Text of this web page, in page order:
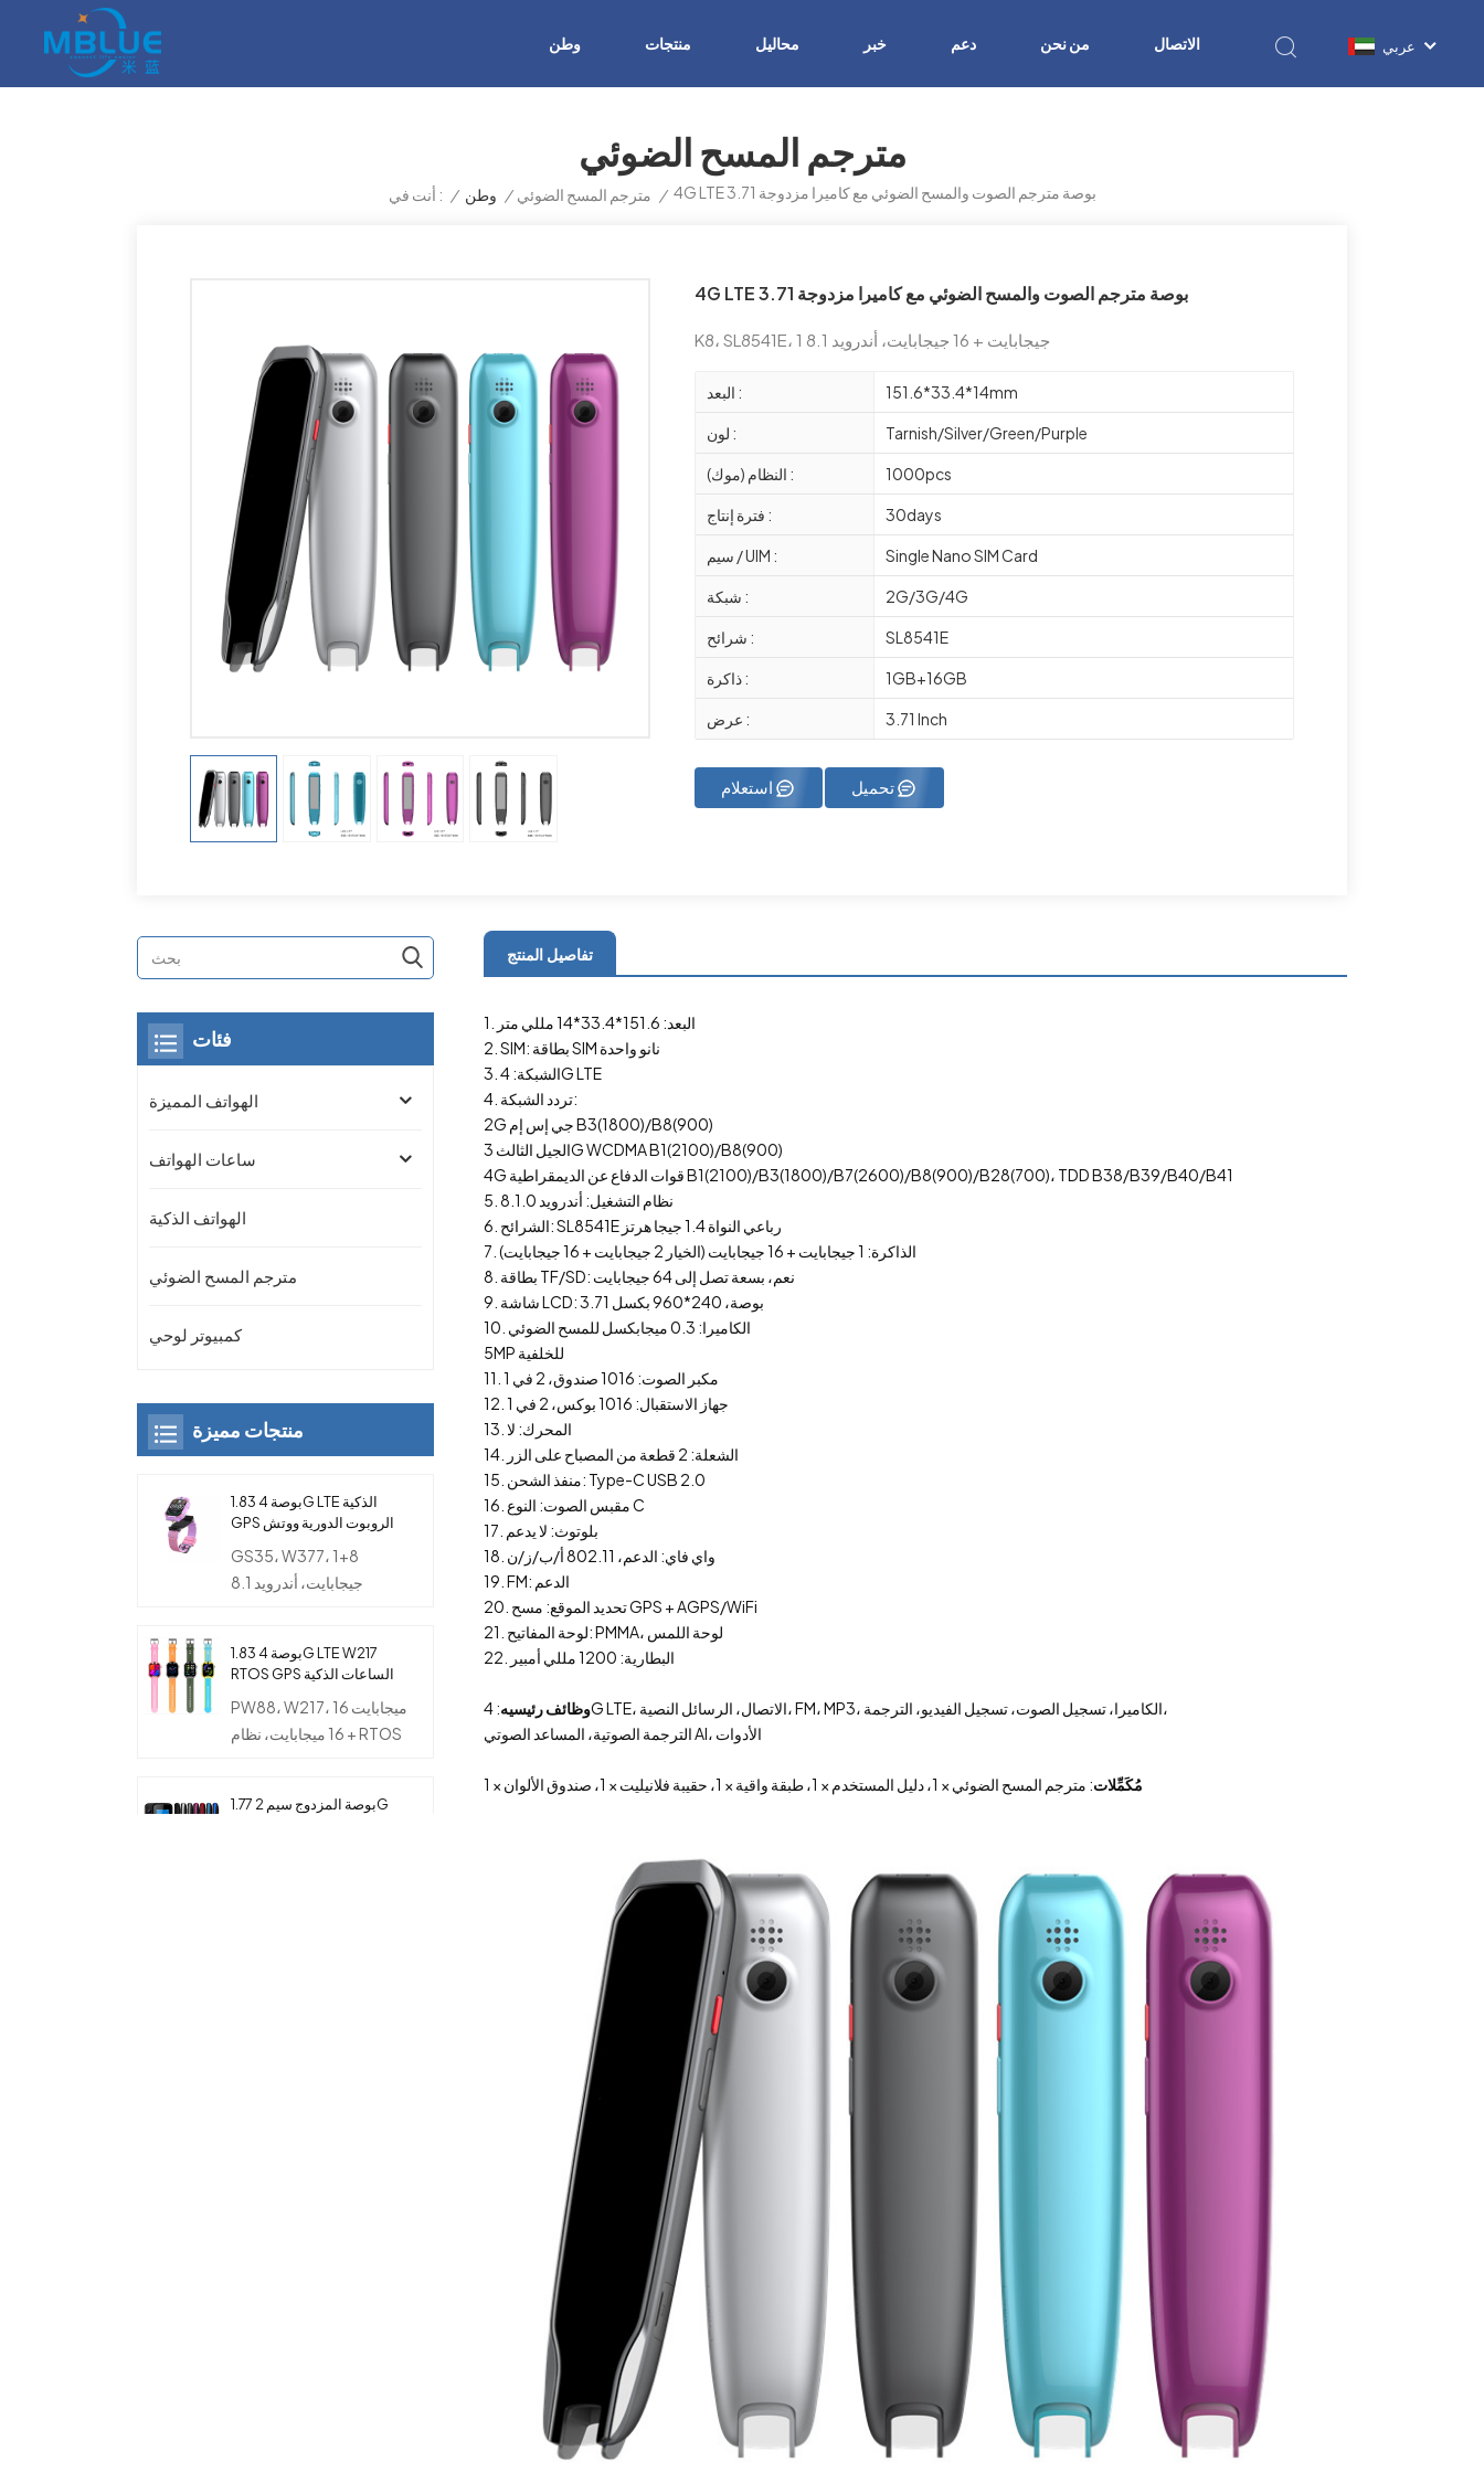
عربي وطن منتجات محاليل خبر دعم من نحن الاتصال
مترجم المسح الضوئي
أنت في : / وطن / مترجم المسح الضوئي / 4G LTE 3.71 بوصة مترجم الصوت والمسح الضوئي مع كاميرا مزدوجة
4G LTE 3.71 بوصة مترجم الصوت والمسح الضوئي مع كاميرا مزدوجة
K8، SL8541E، 1 جيجابايت + 16 جيجابايت، أندرويد 8.1
البعد : 151.6*33.4*14mm
لون : Tarnish/Silver/Green/Purple
النظام (موك) : 1000pcs
فترة إنتاج : 30days
سيم / UIM : Single Nano SIM Card
شبكة : 2G/3G/4G
شرائح : SL8541E
ذاكرة : 1GB+16GB
عرض : 3.71 Inch
استعلام تحميل
تفاصيل المنتج
1. البعد: 151.6*33.4*14 مللي متر
2. SIM: بطاقة SIM نانو واحدة
3. الشبكة: 4G LTE
4. تردد الشبكة:
2G جي إس إم B3(1800)/B8(900)
الجيل الثالث 3G WCDMA B1(2100)/B8(900)
4G قوات الدفاع عن الديمقراطية B1(2100)/B3(1800)/B7(2600)/B8(900)/B28(700)، TDD B38/B39/B40/B41
5. نظام التشغيل: أندرويد 8.1.0
6. الشرائح: SL8541E رباعي النواة 1.4 جيجا هرتز
7. الذاكرة: 1 جيجابايت + 16 جيجابايت (الخيار 2 جيجابايت + 16 جيجابايت)
8. بطاقة TF/SD: نعم، بسعة تصل إلى 64 جيجابايت
9. شاشة LCD: 3.71 بوصة، 240*960 بكسل
10. الكاميرا: 0.3 ميجابكسل للمسح الضوئي
5MP للخلفية
11. مكبر الصوت: 1016 صندوق، 2 في 1
12. جهاز الاستقبال: 1016 بوكس، 2 في 1
13. المحرك: لا
14. الشعلة: 2 قطعة من المصباح على الزر
15. منفذ الشحن: Type-C USB 2.0
16. مقبس الصوت: النوع C
17. بلوتوث: لا يدعم
18. واي فاي: الدعم، 802.11 أ/ب/ز/ن
19. FM: الدعم
20. تحديد الموقع: مسح GPS + AGPS/WiFi
21. لوحة المفاتيح: PMMA، لوحة اللمس
22. البطارية: 1200 مللي أمبير
وظائف رئيسيه
: 4G LTE، الاتصال، الرسائل النصية، FM، MP3، الكاميرا، تسجيل الصوت، تسجيل الفيديو، الترجمة،
الترجمة الصوتية، المساعد الصوتي AI، الأدوات
مُكَمِّلات: مترجم المسح الضوئي × 1، دليل المستخدم × 1، طبقة واقية × 1، حقيبة فلانيليت × 1، صندوق الألوان × 1
فئات
الهواتف المميزة
ساعات الهواتف
الهواتف الذكية
مترجم المسح الضوئي
كمبيوتر لوحي
منتجات مميزة
1.83 بوصة 4G LTE الذكية
GPS الروبوت الدورية ووتش
للأطفال
GS35، W377، 1+8
جيجابايت، أندرويد 8.1
1.83 بوصة 4G LTE W217
RTOS GPS الساعات الذكية
NFC ومعدل السمع ومراقبة
درجة الحرارة للأطفال
PW88، W217، 16 ميجابايت
+ 16 ميجابايت، نظام RTOS
1.77 بوصة المزدوج سيم 2G